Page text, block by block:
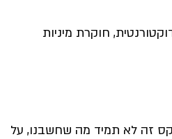
חוקרת מיניות
זה לא תמיד מה שחשבנו, על